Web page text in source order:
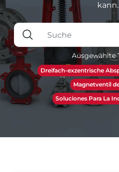
kann.
Ausgewählte
Dreifach-exzentrische
Magnetventil
Soluciones Para La